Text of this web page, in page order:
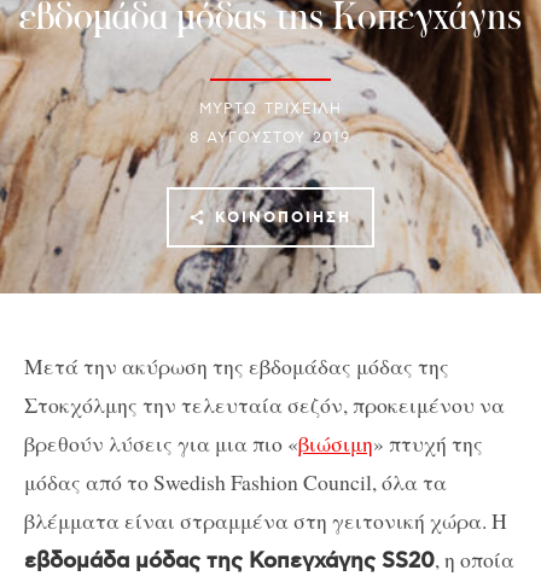
εβδομάδα μόδας της Κοπεγχάγης
ΜΥΡΤΩ ΤΡΙΧΕΙΛΗ
8 ΑΥΓΟΎΣΤΟΥ 2019
ΚΟΙΝΟΠΟΊΗΣΗ
Μετά την ακύρωση της εβδομάδας μόδας της
Στοκχόλμης την τελευταία σεζόν, προκειμένου να
βρεθούν λύσεις για μια πιο «βιώσιμη» πτυχή της
μόδας από το Swedish Fashion Council, όλα τα
βλέμματα είναι στραμμένα στη γειτονική χώρα. Η
εβδομάδα μόδας της Κοπεγχάγης SS20, η οποία